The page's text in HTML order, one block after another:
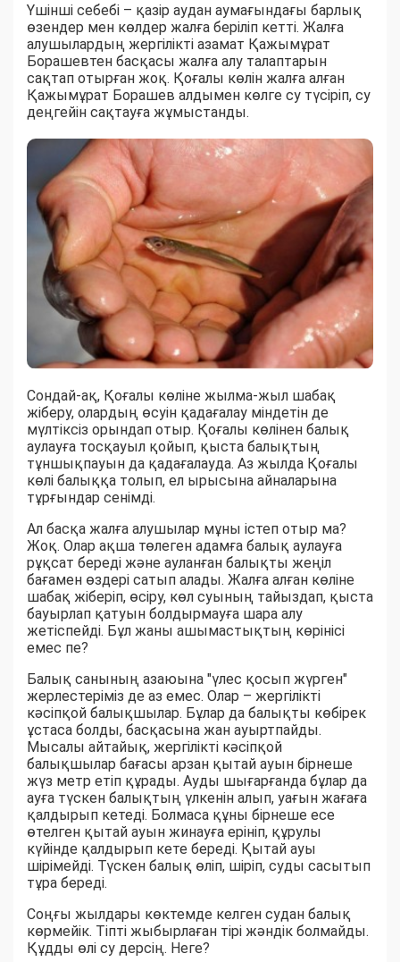
Үшінші себебі – қазір аудан аумағындағы барлық
өзендер мен көлдер жалға беріліп кетті. Жалға
алушылардың жергілікті азамат Қажымұрат
Борашевтен басқасы жалға алу талаптарын
сақтап отырған жоқ. Қоғалы көлін жалға алған
Қажымұрат Борашев алдымен көлге су түсіріп, су
деңгейін сақтауға жұмыстанды.
Сондай-ақ, Қоғалы көліне жылма-жыл шабақ
жіберу, олардың өсуін қадағалау міндетін де
мүлтіксіз орындап отыр. Қоғалы көлінен балық
аулауға тосқауыл қойып, қыста балықтың
тұншықпауын да қадағалауда. Аз жылда Қоғалы
көлі балыққа толып, ел ырысына айналарына
тұрғындар сенімді.
Ал басқа жалға алушылар мұны істеп отыр ма?
Жоқ. Олар ақша төлеген адамға балық аулауға
рұқсат береді және ауланған балықты жеңіл
бағамен өздері сатып алады. Жалға алған көліне
шабақ жіберіп, өсіру, көл суының тайыздап, қыста
бауырлап қатуын болдырмауға шара алу
жетіспейді. Бұл жаны ашымастықтың көрінісі
емес пе?
Балық санының азаюына "үлес қосып жүрген"
жерлестеріміз де аз емес. Олар – жергілікті
кәсіпқой балықшылар. Бұлар да балықты көбірек
ұстаса болды, басқасына жан ауыртпайды.
Мысалы айтайық, жергілікті кәсіпқой
балықшылар бағасы арзан қытай ауын бірнеше
жүз метр етіп құрады. Ауды шығарғанда бұлар да
ауға түскен балықтың үлкенін алып, уағын жағаға
қалдырып кетеді. Болмаса құны бірнеше есе
өтелген қытай ауын жинауға ерініп, құрулы
күйінде қалдырып кете береді. Қытай ауы
шірімейді. Түскен балық өліп, шіріп, суды сасытып
тұра береді.
Соңғы жылдары көктемде келген судан балық
көрмейік. Тіпті жыбырлаған тірі жәндік болмайды.
Құдды өлі су дерсің. Неге?